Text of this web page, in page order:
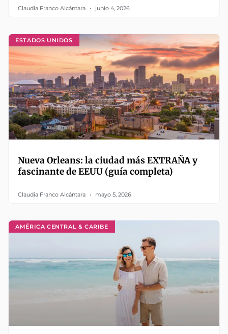
Claudia Franco Alcántara junio 4, 2026
ESTADOS UNIDOS
Nueva Orleans: la ciudad más EXTRAÑA y
fascinante de EEUU (guía completa)
Claudia Franco Alcántara mayo 5, 2026
AMÉRICA CENTRAL & CARIBE